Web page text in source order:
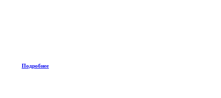
Подробнее